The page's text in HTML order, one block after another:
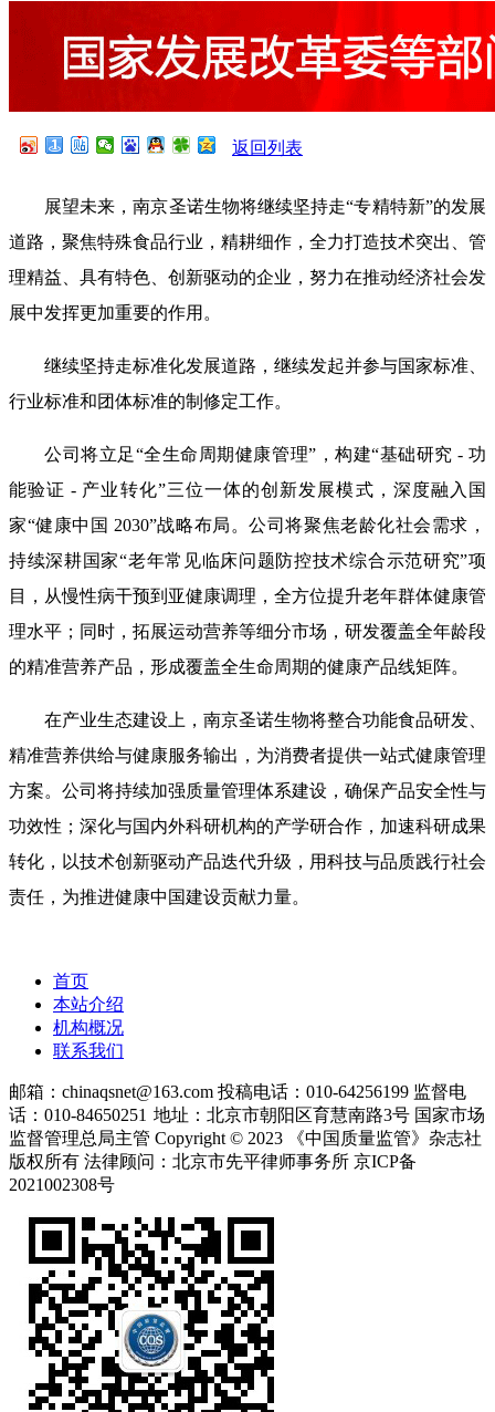
返回列表
展望未来，南京圣诺生物将继续坚持走“专精特新”的发展
道路，聚焦特殊食品行业，精耕细作，全力打造技术突出、管
理精益、具有特色、创新驱动的企业，努力在推动经济社会发
展中发挥更加重要的作用。
继续坚持走标准化发展道路，继续发起并参与国家标准、
行业标准和团体标准的制修定工作。
公司将立足“全生命周期健康管理”，构建“基础研究 - 功
能验证 - 产业转化”三位一体的创新发展模式，深度融入国
家“健康中国 2030”战略布局。公司将聚焦老龄化社会需求，
持续深耕国家“老年常见临床问题防控技术综合示范研究”项
目，从慢性病干预到亚健康调理，全方位提升老年群体健康管
理水平；同时，拓展运动营养等细分市场，研发覆盖全年龄段
的精准营养产品，形成覆盖全生命周期的健康产品线矩阵。
在产业生态建设上，南京圣诺生物将整合功能食品研发、
精准营养供给与健康服务输出，为消费者提供一站式健康管理
方案。公司将持续加强质量管理体系建设，确保产品安全性与
功效性；深化与国内外科研机构的产学研合作，加速科研成果
转化，以技术创新驱动产品迭代升级，用科技与品质践行社会
责任，为推进健康中国建设贡献力量。
首页
本站介绍
机构概况
联系我们
邮箱：chinaqsnet@163.com 投稿电话：010-64256199 监督电
话：010-84650251 地址：北京市朝阳区育慧南路3号 国家市场
监督管理总局主管 Copyright © 2023 《中国质量监管》杂志社
版权所有 法律顾问：北京市先平律师事务所 京ICP备
2021002308号